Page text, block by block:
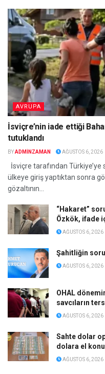
AVRUPA
İsviçre’nin iade ettiği
tutuklandı
BYADMINZAMAN AĞUSTOS 6, 2026
İsviçre tarafından Türkiye’ye
ülkeye giriş yaptıktan sonra
gözaltının...
“Hakaret”
Özkök, ifade
AĞUSTOS 6, 2026
Şahitliğin
AĞUSTOS 6, 2026
OHAL
savcıların
AĞUSTOS 6, 2026
Sahte dolar
dolara el
AĞUSTOS 6, 2026